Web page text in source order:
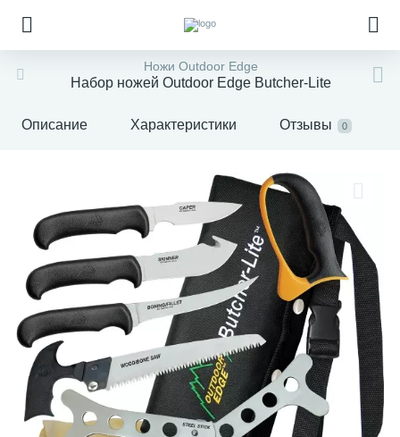
Ножи Outdoor Edge
Набор ножей Outdoor Edge Butcher-Lite
Описание Характеристики Отзывы 0